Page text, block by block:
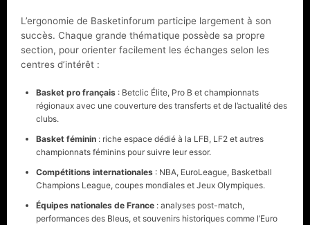
L’ergonomie de Basketinforum participe largement à son
succès. Chaque grande thématique possède sa propre
section, pour orienter facilement les échanges selon les
centres d’intérêt :
Basket pro français : Betclic Élite, Pro B et championnats
régionaux avec une couverture des transferts et de l’actualité des
clubs.
Basket féminin : riche espace dédié à la LFB, LF2 et autres
championnats féminins pour suivre leur essor.
Compétitions internationales : NBA, EuroLeague, Basketball
Champions League, coupes mondiales et Jeux Olympiques.
Équipes nationales de France : analyses post-match,
performances des Bleus, et souvenirs historiques comme l’Euro